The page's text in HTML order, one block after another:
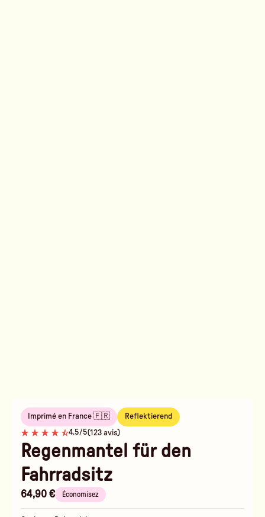
4.5/5(123 avis)
Imprimé en France 🇫🇷 Reflektierend
Regenmantel für den
Fahrradsitz
64,90 € Économisez